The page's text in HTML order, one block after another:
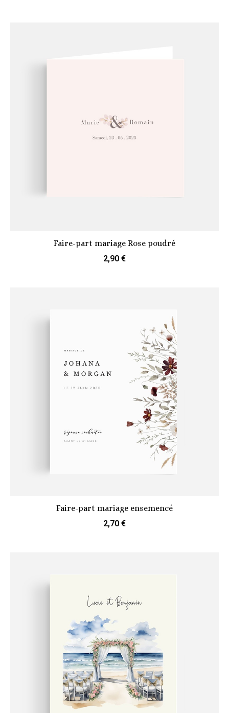
Faire-part mariage Rose poudré
2,90 €
Faire-part mariage ensemencé
2,70 €